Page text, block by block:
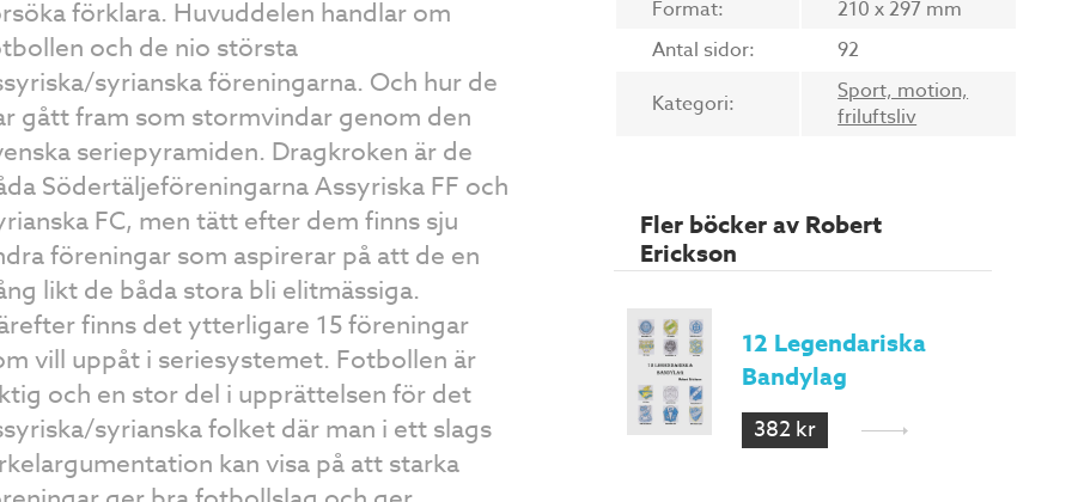
förklara. Huvuddelen handlar om
och de nio största
syrianska föreningarna. Och hur de
gått fram som stormvindar genom den
seriepyramiden. Dragkroken är de
Södertäljeföreningarna Assyriska FF och
FC, men tätt efter dem finns sju
föreningar som aspirerar på att de en
likt de båda stora bli elitmässiga.
finns det ytterligare 15 föreningar
vill uppåt i seriesystemet. Fotbollen är
och en stor del i upprättelsen för det
syrianska folket där man i ett slags
kan visa på att starka
Format:
210 x 297 mm
Antal sidor:
92
Kategori:
Sport, motion,
friluftsliv
Fler böcker av Robert
Erickson
12 Legendariska
Bandylag
382 kr